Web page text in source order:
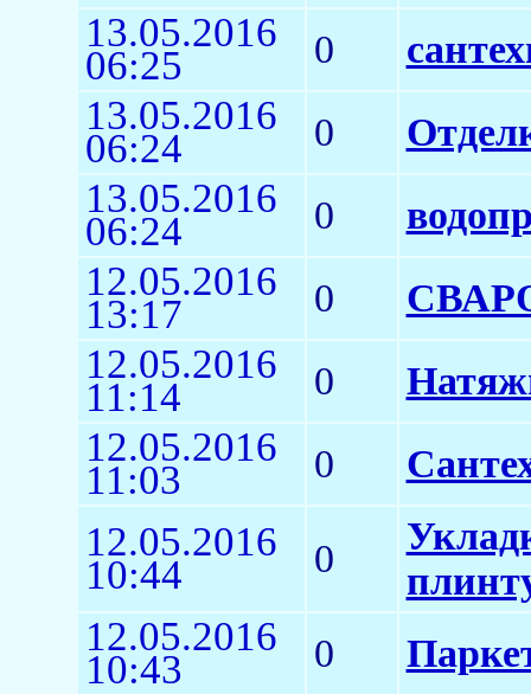
13.05.2016
06:25 0
13.05.2016
06:24 0
13.05.2016
06:24 0
12.05.2016
13:17 0
12.05.2016
11:14 0
12.05.2016
11:03 0
12.05.2016
10:44 0
12.05.2016
10:43 0